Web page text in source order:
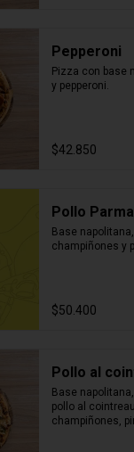
Pepperoni
Pizza con base
y pepperoni.
$42.850
Pollo Parma
Base
champiñones y
$50.400
Pollo al
Base
pollo al
champiñones,